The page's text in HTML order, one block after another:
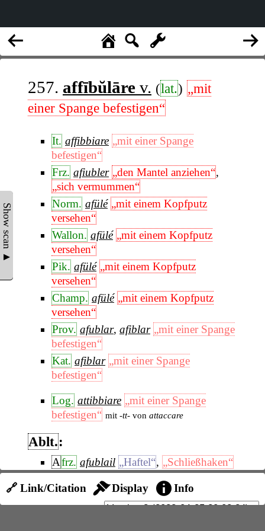
Show scan ▲
257. affībŭlāre v. (lat.) „mit
einer Spange befestigen“
It. affibbiare „mit einer Spange
befestigen“
Frz. afiubler „den Mantel anziehen“,
„sich vermummen“
Norm. afülé „mit einem Kopfputz
versehen“
Wallon. afülé „mit einem Kopfputz
versehen“
Pik. afülé „mit einem Kopfputz
versehen“
Champ. afülé „mit einem Kopfputz
versehen“
Prov. afublar, afiblar „mit einer Spange
befestigen“
Kat. afiblar „mit einer Spange
befestigen“
Log. attibbiare „mit einer Spange
befestigen“ mit -tt- von attaccare
Ablt.:
Afrz. afublail „Haftel“, „Schließhaken“
afiblalh ,„Schließhaken“
It.
affibbiaglio „Haftel“,
🔗 Link/Citation Display Info